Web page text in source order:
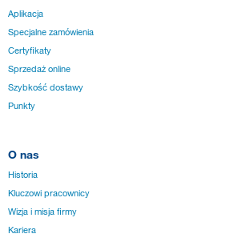
Aplikacja
Specjalne zamówienia
Certyfikaty
Sprzedaż online
Szybkość dostawy
Punkty
O nas
Historia
Kluczowi pracownicy
Wizja i misja firmy
Kariera